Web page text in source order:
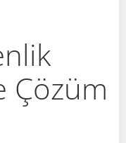
Çözüm